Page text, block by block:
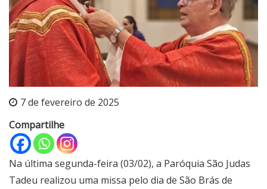
7 de fevereiro de 2025
Compartilhe
Na última segunda-feira (03/02), a Paróquia São Judas
Tadeu realizou uma missa pelo dia de São Brás de